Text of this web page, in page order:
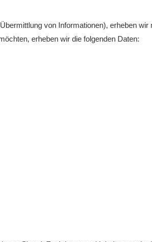
von Informationen), erheben wir
erheben wir die folgenden Daten: